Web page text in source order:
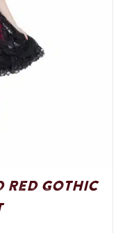
Gothic